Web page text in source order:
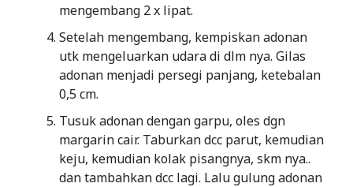
mengembang 2 x lipat.
Setelah mengembang, kempiskan adonan
utk mengeluarkan udara di dlm nya. Gilas
adonan menjadi persegi panjang, ketebalan
0,5 cm.
Tusuk adonan dengan garpu, oles dgn
margarin cair. Taburkan dcc parut, kemudian
keju, kemudian kolak pisangnya, skm nya..
dan tambahkan dcc lagi. Lalu gulung adonan